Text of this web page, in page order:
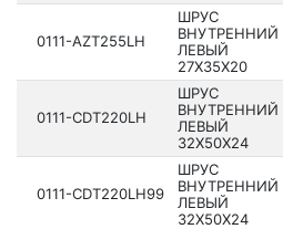
0111-AZT255LH
ШРУС
ВНУТРЕННИЙ
ЛЕВЫЙ
27X35X20
0111-CDT220LH
ШРУС
ВНУТРЕННИЙ
ЛЕВЫЙ
32X50X24
0111-CDT220LH99
ШРУС
ВНУТРЕННИЙ
ЛЕВЫЙ
32X50X24